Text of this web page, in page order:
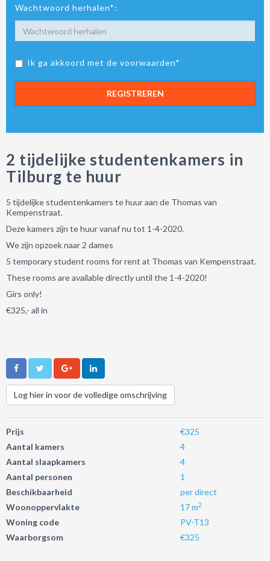
Wachtwoord herhalen*:
Ik ga akkoord met de voorwaarden*
REGISTREREN
2 tijdelijke studentenkamers in
Tilburg te huur
5 tijdelijke studentenkamers te huur aan de Thomas van
Kempenstraat.
Deze kamers zijn te huur vanaf nu tot 1-4-2020.
We zijn opzoek naar 2 dames
5 temporary student rooms for rent at Thomas van Kempenstraat.
These rooms are available directly until the 1-4-2020!
Girs only!
€325,- all in
Log hier in voor de volledige omschrijving
Prijs
€325
Aantal kamers
4
Aantal slaapkamers
4
Aantal personen
1
Beschikbaarheid
per direct
Woonoppervlakte
17 m2
Woning code
PV-T13
Waarborgsom
€325